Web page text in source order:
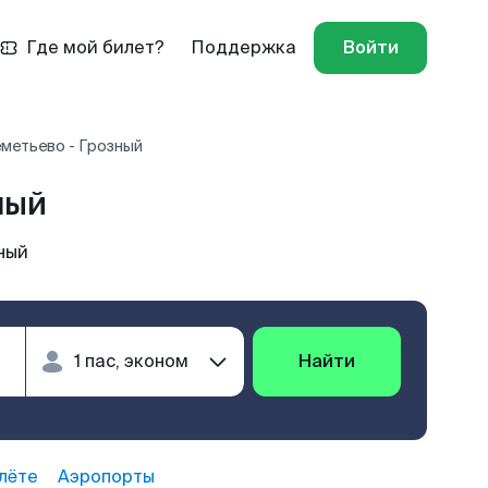
Где мой билет? Поддержка Войти
- Грозный
Найти
Аэропорты